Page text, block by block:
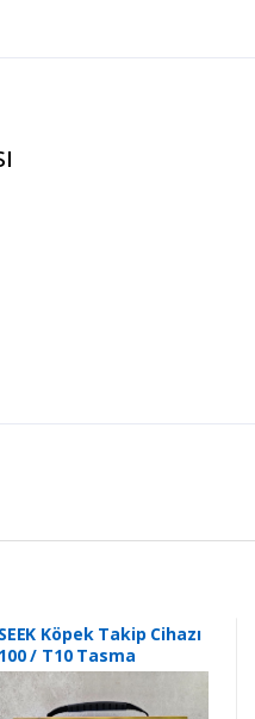
Köpek Takip Cihazı
/ T10 Tasma